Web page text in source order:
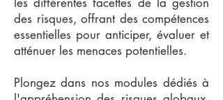
des risques, offrant des compétences
essentielles pour anticiper, évaluer et
atténuer les menaces potentielles.
Plongez dans nos modules dédiés à